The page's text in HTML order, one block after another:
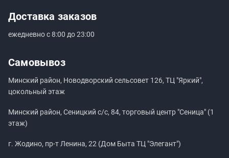
Доставка заказов
ежедневно с 8:00 до 23:00
Самовывоз
Минский район, Новодворский сельсовет 126, ТЦ "Яркий",
цокольный этаж
Минский район, Сеницкий с/с, 84, торговый центр "Сеница" (1
этаж)
г. Жодино, пр-т Ленина, 22 (Дом Быта ТЦ "Элегант")